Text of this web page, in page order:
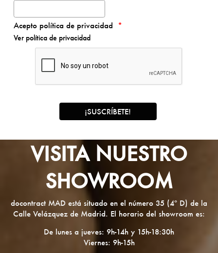
Acepto política de privacidad
Ver política de privacidad
VISITA NUESTRO
SHOWROOM
docontract MAD está situado en el número 35 (4º D) de la
Calle Velázquez de Madrid. El horario del showroom es:
De lunes a jueves: 9h-14h y 15h-18:30h
Viernes: 9h-15h